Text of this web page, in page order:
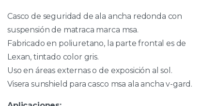
Casco de seguridad de ala ancha redonda con
suspensión de matraca marca msa.
Fabricado en poliuretano, la parte frontal es de
Lexan, tintado color gris.
Uso en áreas externas o de exposición al sol.
Visera sunshield para casco msa ala ancha v-gard.